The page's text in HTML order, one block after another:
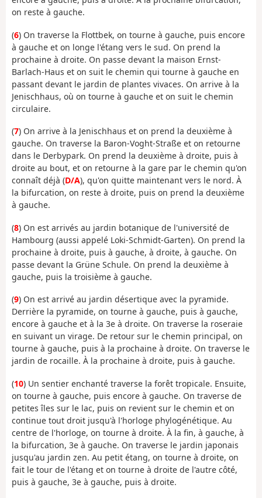
on reste à gauche.
(6) On traverse la Flottbek, on tourne à gauche, puis encore
à gauche et on longe l'étang vers le sud. On prend la
prochaine à droite. On passe devant la maison Ernst-
Barlach-Haus et on suit le chemin qui tourne à gauche en
passant devant le jardin de plantes vivaces. On arrive à la
Jenischhaus, où on tourne à gauche et on suit le chemin
circulaire.
(7) On arrive à la Jenischhaus et on prend la deuxième à
gauche. On traverse la Baron-Voght-Straße et on retourne
dans le Derbypark. On prend la deuxième à droite, puis à
droite au bout, et on retourne à la gare par le chemin qu'on
connaît déjà (D/A), qu'on quitte maintenant vers le nord. À
la bifurcation, on reste à droite, puis on prend la deuxième
à gauche.
(8) On est arrivés au jardin botanique de l'université de
Hambourg (aussi appelé Loki-Schmidt-Garten). On prend la
prochaine à droite, puis à gauche, à droite, à gauche. On
passe devant la Grüne Schule. On prend la deuxième à
gauche, puis la troisième à gauche.
(9) On est arrivé au jardin désertique avec la pyramide.
Derrière la pyramide, on tourne à gauche, puis à gauche,
encore à gauche et à la 3e à droite. On traverse la roseraie
en suivant un virage. De retour sur le chemin principal, on
tourne à gauche, puis à la prochaine à droite. On traverse le
jardin de rocaille. À la prochaine à droite, puis à gauche.
(10) Un sentier enchanté traverse la forêt tropicale. Ensuite,
on tourne à gauche, puis encore à gauche. On traverse de
petites îles sur le lac, puis on revient sur le chemin et on
continue tout droit jusqu'à l'horloge phylogénétique. Au
centre de l'horloge, on tourne à droite. À la fin, à gauche, à
la bifurcation, 3e à gauche. On traverse le jardin japonais
jusqu'au jardin zen. Au petit étang, on tourne à droite, on
fait le tour de l'étang et on tourne à droite de l'autre côté,
puis à gauche, 3e à gauche, puis à droite.